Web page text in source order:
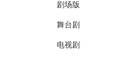
剧场版
舞台剧
电视剧